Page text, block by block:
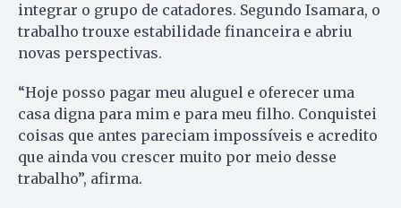
integrar o grupo de catadores. Segundo Isamara, o
trabalho trouxe estabilidade financeira e abriu
novas perspectivas.
“Hoje posso pagar meu aluguel e oferecer uma
casa digna para mim e para meu filho. Conquistei
coisas que antes pareciam impossíveis e acredito
que ainda vou crescer muito por meio desse
trabalho”, afirma.